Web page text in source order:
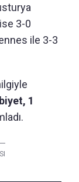
3-0
ile 3-3
1